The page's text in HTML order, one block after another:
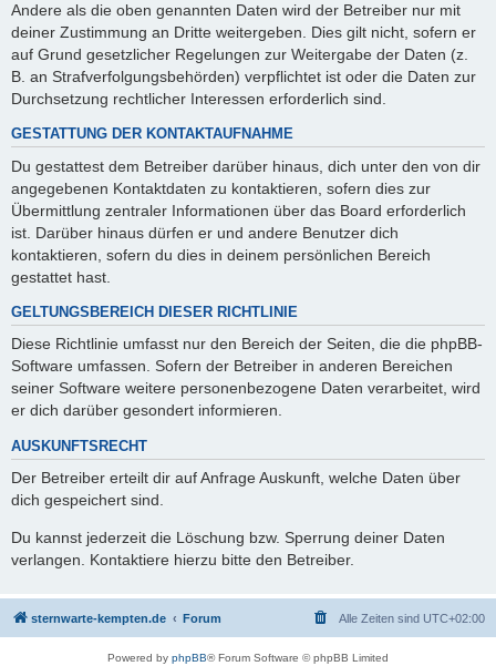
Andere als die oben genannten Daten wird der Betreiber nur mit
deiner Zustimmung an Dritte weitergeben. Dies gilt nicht, sofern er
auf Grund gesetzlicher Regelungen zur Weitergabe der Daten (z.
B. an Strafverfolgungsbehörden) verpflichtet ist oder die Daten zur
Durchsetzung rechtlicher Interessen erforderlich sind.
GESTATTUNG DER KONTAKTAUFNAHME
Du gestattest dem Betreiber darüber hinaus, dich unter den von dir
angegebenen Kontaktdaten zu kontaktieren, sofern dies zur
Übermittlung zentraler Informationen über das Board erforderlich
ist. Darüber hinaus dürfen er und andere Benutzer dich
kontaktieren, sofern du dies in deinem persönlichen Bereich
gestattet hast.
GELTUNGSBEREICH DIESER RICHTLINIE
Diese Richtlinie umfasst nur den Bereich der Seiten, die die phpBB-
Software umfassen. Sofern der Betreiber in anderen Bereichen
seiner Software weitere personenbezogene Daten verarbeitet, wird
er dich darüber gesondert informieren.
AUSKUNFTSRECHT
Der Betreiber erteilt dir auf Anfrage Auskunft, welche Daten über
dich gespeichert sind.
Du kannst jederzeit die Löschung bzw. Sperrung deiner Daten
verlangen. Kontaktiere hierzu bitte den Betreiber.
sternwarte-kempten.de Forum Alle Zeiten sind UTC+02:00
Powered by phpBB® Forum Software © phpBB Limited